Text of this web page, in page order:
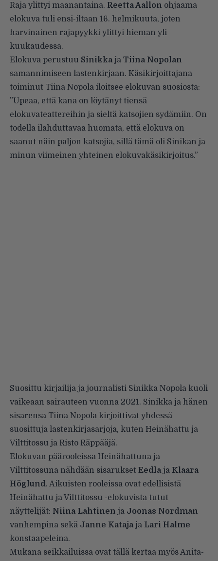
Raja ylittyi maanantaina. Reetta Aallon ohjaama
elokuva tuli ensi-iltaan 16. helmikuuta, joten
harvinainen rajapyykki ylittyi hieman yli
kuukaudessa.
Elokuva perustuu Sinikka ja Tiina Nopolan
samannimiseen lastenkirjaan. Käsikirjoittajana
toiminut Tiina Nopola iloitsee elokuvan suosiosta:
”Upeaa, että kana on löytänyt tiensä
elokuvateattereihin ja sieltä katsojien sydämiin. On
todella ilahduttavaa huomata, että elokuva on
saanut näin paljon katsojia, sillä tämä oli Sinikan ja
minun viimeinen yhteinen elokuvakäsikirjoitus.”
Suosittu kirjailija ja journalisti Sinikka Nopola kuoli
vaikeaan sairauteen vuonna 2021. Sinikka ja hänen
sisarensa Tiina Nopola kirjoittivat yhdessä
suosittuja lastenkirjasarjoja, kuten Heinähattu ja
Vilttitossu ja Risto Räppääjä.
Elokuvan päärooleissa Heinähattuna ja
Vilttitossuna nähdään sisarukset Eedla ja Klaara
Höglund . Aikuisten rooleissa ovat edellisistä
Heinähattu ja Vilttitossu -elokuvista tutut
näyttelijät: Niina Lahtinen ja Joonas Nordman
vanhempina sekä Janne Kataja ja Lari Halme
konstaapeleina.
Mukana seikkailuissa ovat tällä kertaa myös Anita-